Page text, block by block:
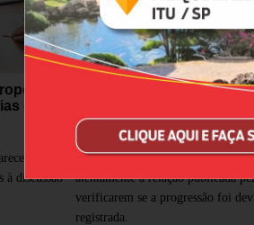
e os
aos
à discussão
TJ-SP publica lista de
grau; saiba como
A Apatej orienta os servidores a
atentamente a relação publicada
verificarem se a progressão foi
registrada.